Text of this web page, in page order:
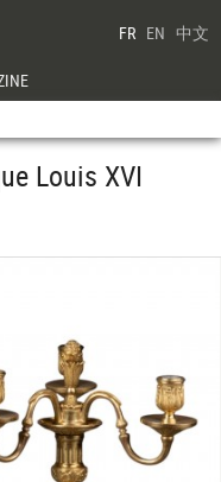
FR EN 中文
Louis XVI